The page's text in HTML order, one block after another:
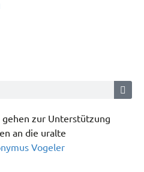
zur Unterstützung
an die uralte
Vogeler